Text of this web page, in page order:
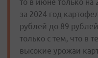
то в июне только на
за 2024 год
рублей до 89
только с тем, что в
высокие урожаи